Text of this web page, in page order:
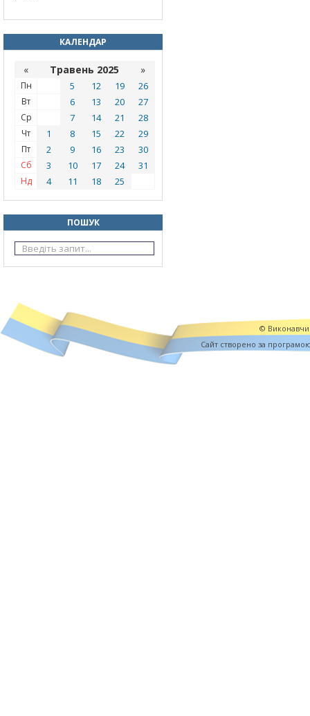
КАЛЕНДАР
« Травень 2025 »
Пн 5 12 19 26
Вт 6 13 20 27
Ср 7 14 21 28
Чт 1 8 15 22 29
Пт 2 9 16 23 30
Сб 3 10 17 24 31
Нд 4 11 18 25
ПОШУК
©
Cайт створено за